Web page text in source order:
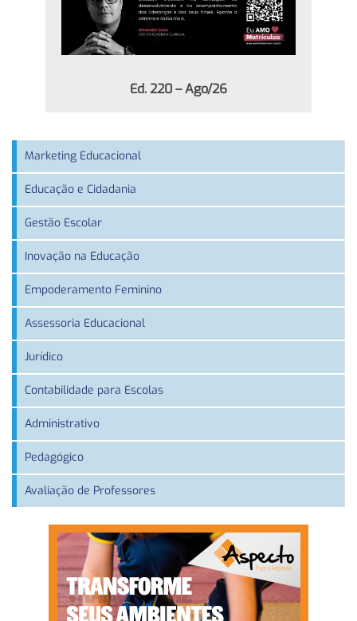
Ed. 220 – Ago/26
Marketing Educacional
Educação e Cidadania
Gestão Escolar
Inovação na Educação
Empoderamento Feminino
Assessoria Educacional
Jurídico
Contabilidade para Escolas
Administrativo
Pedagógico
Avaliação de Professores